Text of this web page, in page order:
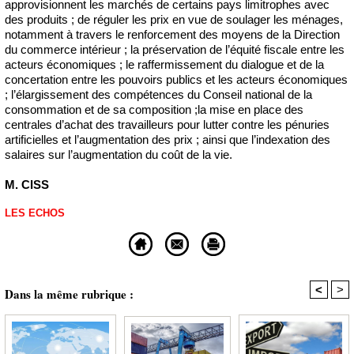
approvisionnent les marchés de certains pays limitrophes avec
des produits ; de réguler les prix en vue de soulager les ménages,
notamment à travers le renforcement des moyens de la Direction
du commerce intérieur ; la préservation de l’équité fiscale entre les
acteurs économiques ; le raffermissement du dialogue et de la
concertation entre les pouvoirs publics et les acteurs économiques
; l’élargissement des compétences du Conseil national de la
consommation et de sa composition ;la mise en place des
centrales d’achat des travailleurs pour lutter contre les pénuries
artificielles et l’augmentation des prix ; ainsi que l’indexation des
salaires sur l’augmentation du coût de la vie.
M. CISS
LES ECHOS
Dans la même rubrique : < >